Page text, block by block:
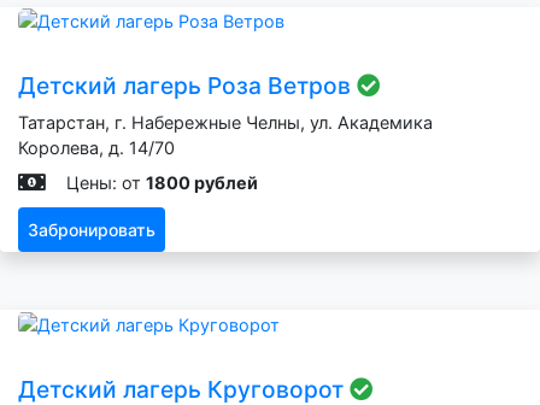
Детский лагерь Роза Ветров
Татарстан, г. Набережные Челны, ул. Академика
Королева, д. 14/70
Цены: от 1800 рублей
Забронировать
Детский лагерь Круговорот